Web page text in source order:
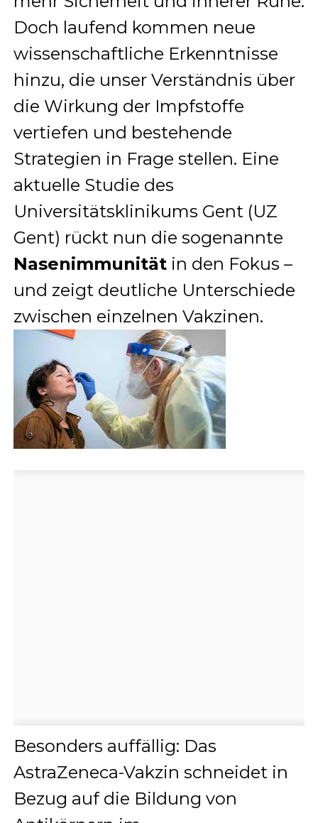
Doch laufend kommen neue
wissenschaftliche Erkenntnisse
hinzu, die unser Verständnis über
die Wirkung der Impfstoffe
vertiefen und bestehende
Strategien in Frage stellen. Eine
aktuelle Studie des
Universitätsklinikums Gent (UZ
Gent) rückt nun die sogenannte
Nasenimmunitätin den Fokus –
und zeigt deutliche Unterschiede
zwischen einzelnen Vakzinen.
Besonders auffällig: Das
AstraZeneca-Vakzin schneidet in
Bezug auf die Bildung von